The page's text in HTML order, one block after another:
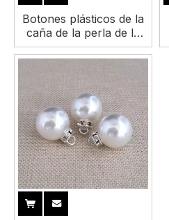
Botones plásticos de la
caña de la perla de la
forma de la bóveda del
efecto de la perla de
imitación del estilo
simple del color
personalizado para
decorativos